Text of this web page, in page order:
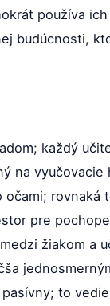
používa
budúcnosti,
každý
na
rovnaká
pre
medzi žiakom a
to